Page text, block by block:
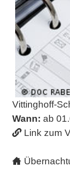
Vittinghoff-
Wann: ab
Link zum